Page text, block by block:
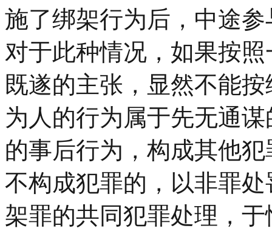
施了绑架行为后，中途
对于此种情况，如果按
既遂的主张，显然不能
为人的行为属于先无通
的事后行为，构成其他
不构成犯罪的，以非罪
架罪的共同犯罪处理，